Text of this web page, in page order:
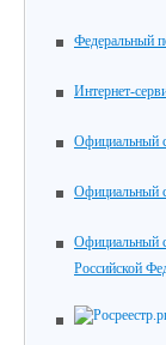
Федеральный
Интернет-
Официальный
Официальный
Официальный
Российской